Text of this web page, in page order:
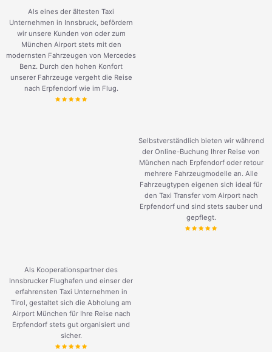
Als eines der ältesten Taxi
Unternehmen in Innsbruck, befördern
wir unsere Kunden von oder zum
München Airport stets mit den
modernsten Fahrzeugen von Mercedes
Benz. Durch den hohen Konfort
unserer Fahrzeuge vergeht die Reise
nach Erpfendorf wie im Flug.
Selbstverständlich bieten wir während
der Online-Buchung Ihrer Reise von
München nach Erpfendorf oder retour
mehrere Fahrzeugmodelle an. Alle
Fahrzeugtypen eigenen sich ideal für
den Taxi Transfer vom Airport nach
Erpfendorf und sind stets sauber und
gepflegt.
Als Kooperationspartner des
Innsbrucker Flughafen und einser der
erfahrensten Taxi Unternehmen in
Tirol, gestaltet sich die Abholung am
Airport München für Ihre Reise nach
Erpfendorf stets gut organisiert und
sicher.